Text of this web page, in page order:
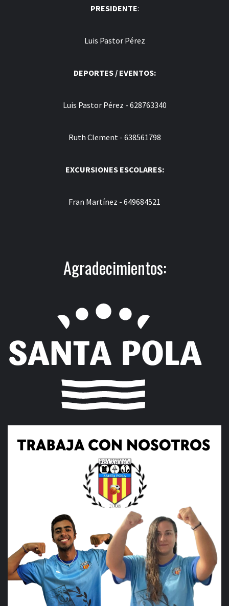
PRESIDENTE:
Luis Pastor Pérez
DEPORTES / EVENTOS:
Luis Pastor Pérez - 628763340
Ruth Clement - 638561798
EXCURSIONES ESCOLARES:
Fran Martínez - 649684521
Agradecimientos: